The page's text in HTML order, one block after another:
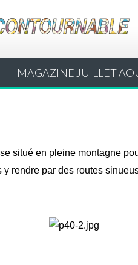
MAGAZINE JUILLET
situé en pleine montagne
rendre par des routes